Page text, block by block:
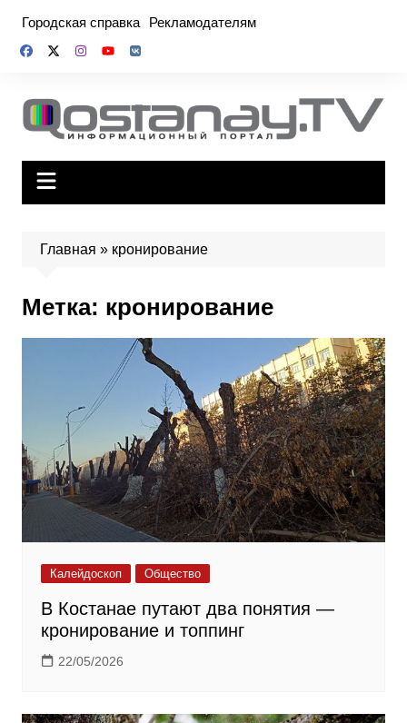
содержимому
Городская справка Рекламодателям
Главная » кронирование
Метка: кронирование
Калейдоскоп Общество
В Костанае путают два понятия —
кронирование и топпинг
22/05/2026